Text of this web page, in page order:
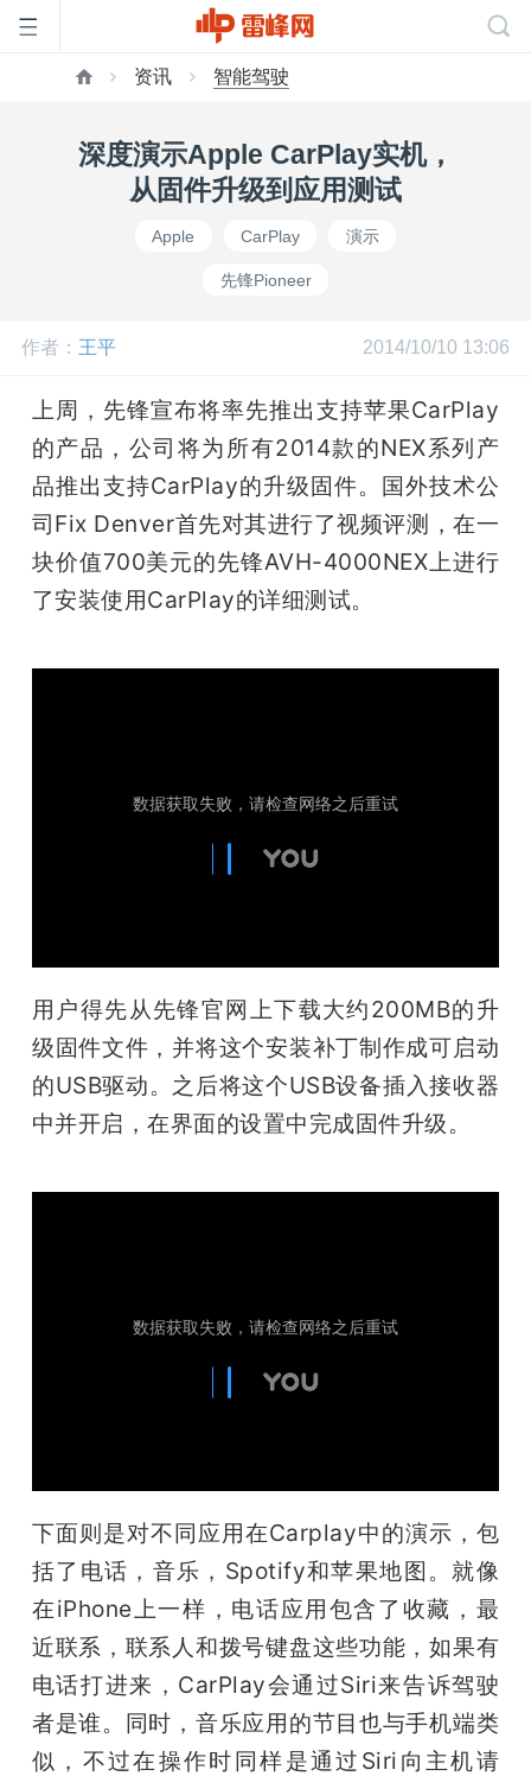
公
开
课
资讯 智能驾驶
深度演示Apple CarPlay实机，
从固件升级到应用测试
Apple CarPlay 演示
先锋Pioneer
作者： 王平 2014/10/10 13:06
上周，先锋宣布将率先推出支持苹果CarPlay
的产品，公司将为所有2014款的NEX系列产
品推出支持CarPlay的升级固件。国外技术公
司Fix Denver首先对其进行了视频评测，在一
块价值700美元的先锋AVH-4000NEX上进行
了安装使用CarPlay的详细测试。
用户得先从先锋官网上下载大约200MB的升
级固件文件，并将这个安装补丁制作成可启动
的USB驱动。之后将这个USB设备插入接收器
中并开启，在界面的设置中完成固件升级。
下面则是对不同应用在Carplay中的演示，包
括了电话，音乐，Spotify和苹果地图。就像
在iPhone上一样，电话应用包含了收藏，最
近联系，联系人和拨号键盘这些功能，如果有
电话打进来，CarPlay会通过Siri来告诉驾驶
者是谁。同时，音乐应用的节目也与手机端类
似，不过在操作时同样是通过Siri向主机请